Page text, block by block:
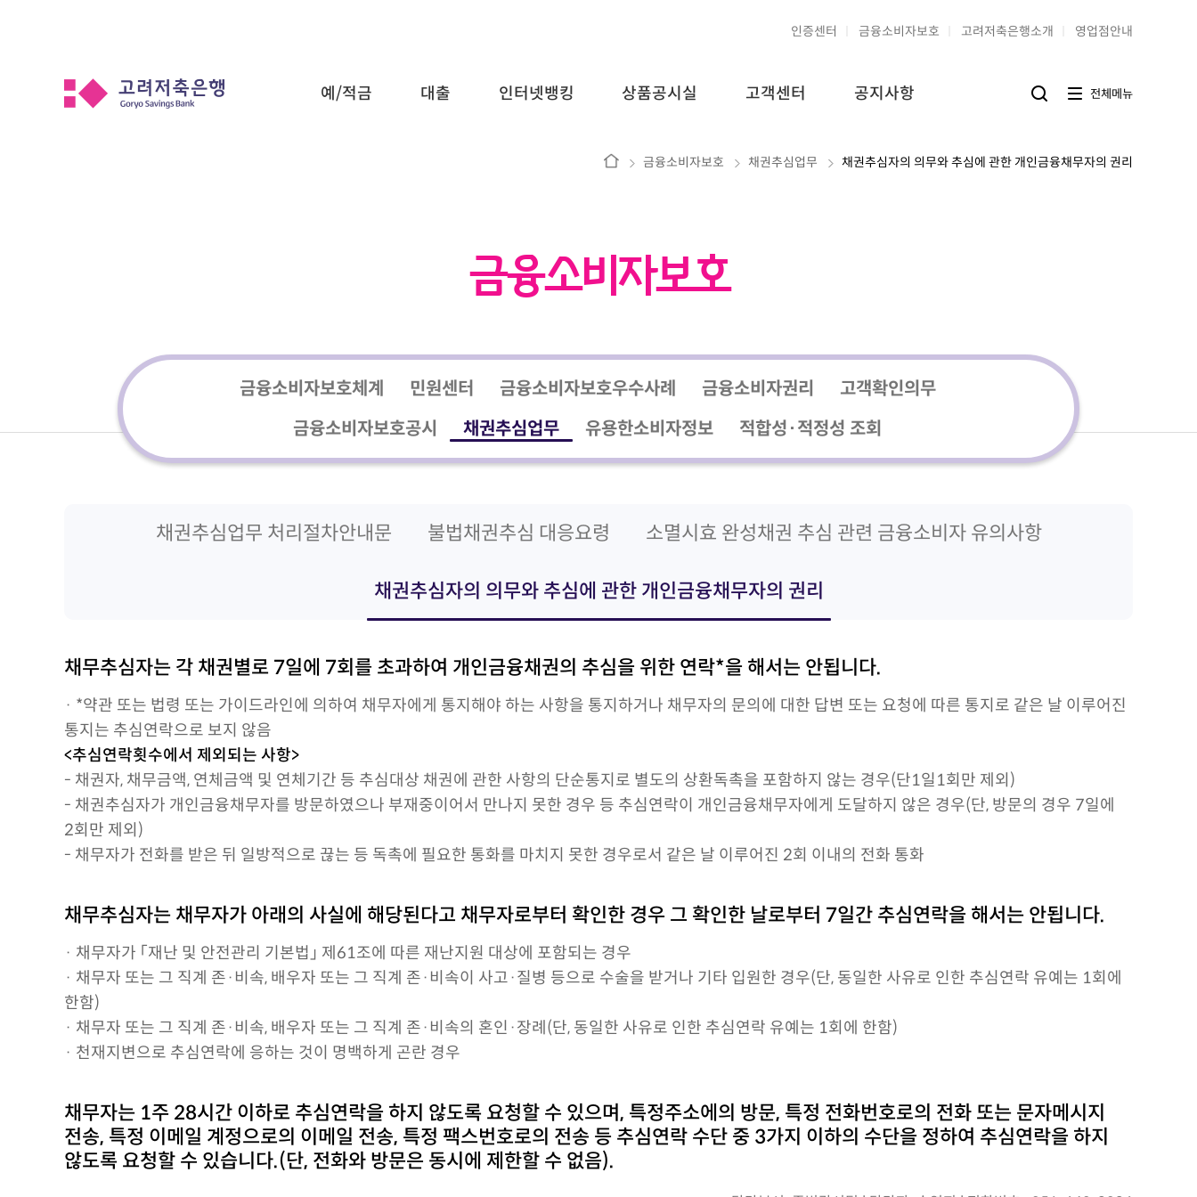
인증센터 금융소비자보호 고려저축은행소개 영업점안내
예/적금 대출 인터넷뱅킹 상품공시실 고객센터 공지사항
검
전
버
튼
전체메뉴
홈 금융소비자보호 채권추심업무 채권추심자의 의무와 추심에 관한 개인금융채무자의 권리
금융소비자보호
금융소비자보호체계 민원센터 금융소비자보호우수사례 금융소비자권리
고객확인의무
금융소비자보호공시
채권추심업무 유용한소비자정보 적합성·적정성 조회
채권추심업무 처리절차안내문 불법채권추심 대응요령 소멸시효 완성채권 추심 관련 금융소비자 유의사항
채권추심자의 의무와 추심에 관한 개인금융채무자의 권리
채무추심자는 각 채권별로 7일에 7회를 초과하여 개인금융채권의 추심을 위한 연락*을 해서는 안됩니다.
· *약관 또는 법령 또는 가이드라인에 의하여 채무자에게 통지해야 하는 사항을 통지하거나 채무자의 문의에 대한 답변 또는 요청에 따른 통지로 같은 날 이루어진
통지는 추심연락으로 보지 않음
<추심연락횟수에서 제외되는 사항>
- 채권자, 채무금액, 연체금액 및 연체기간 등 추심대상 채권에 관한 사항의 단순통지로 별도의 상환독촉을 포함하지 않는 경우(단1일1회만 제외)
- 채권추심자가 개인금융채무자를 방문하였으나 부재중이어서 만나지 못한 경우 등 추심연락이 개인금융채무자에게 도달하지 않은 경우(단, 방문의 경우 7일에
2회만 제외)
- 채무자가 전화를 받은 뒤 일방적으로 끊는 등 독촉에 필요한 통화를 마치지 못한 경우로서 같은 날 이루어진 2회 이내의 전화 통화
채무추심자는 채무자가 아래의 사실에 해당된다고 채무자로부터 확인한 경우 그 확인한 날로부터 7일간 추심연락을 해서는 안됩니다.
· 채무자가 「재난 및 안전관리 기본법」 제61조에 따른 재난지원 대상에 포함되는 경우
· 채무자 또는 그 직계 존·비속, 배우자 또는 그 직계 존·비속이 사고·질병 등으로 수술을 받거나 기타 입원한 경우(단, 동일한 사유로 인한 추심연락 유예는 1회에
한함)
· 채무자 또는 그 직계 존·비속, 배우자 또는 그 직계 존·비속의 혼인·장례(단, 동일한 사유로 인한 추심연락 유예는 1회에 한함)
· 천재지변으로 추심연락에 응하는 것이 명백하게 곤란 경우
채무자는 1주 28시간 이하로 추심연락을 하지 않도록 요청할 수 있으며, 특정주소에의 방문, 특정 전화번호로의 전화 또는 문자메시지
전송, 특정 이메일 계정으로의 이메일 전송, 특정 팩스번호로의 전송 등 추심연락 수단 중 3가지 이하의 수단을 정하여 추심연락을 하지
않도록 요청할 수 있습니다.(단, 전화와 방문은 동시에 제한할 수 없음).